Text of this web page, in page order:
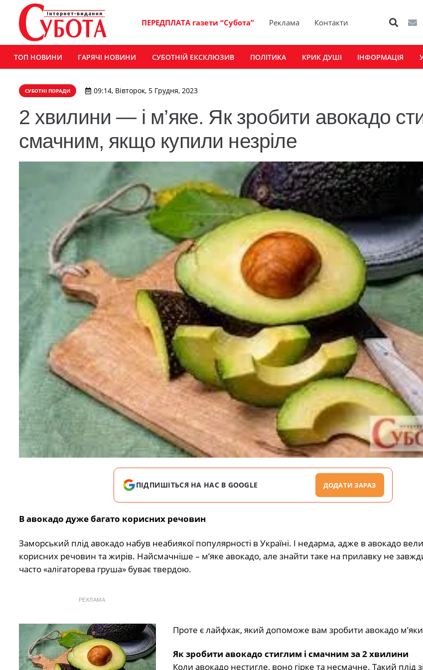
ПЕРЕДПЛАТА газети “Субота” Реклама Контакти
ТОП НОВИНИ ГАРЯЧІ НОВИНИ СУБОТНІЙ ЕКСКЛЮЗИВ ПОЛІТИКА КРИК ДУШІ ІНФОРМАЦІЯ
СУБОТНІ ПОРАДИ 09:14, Вівторок, 5 Грудня, 2023
2 хвилини — і м’яке. Як зробити авокадо
смачним, якщо купили незріле
ПІДПИШІТЬСЯ НА НАС В GOOGLE ДОДАТИ ЗАРАЗ
В авокадо дуже багато корисних речовин
Заморський плід авокадо набув неабиякої популярності в Україні. І недарма, адже в авокадо
корисних речовин та жирів. Найсмачніше – м’яке авокадо, але знайти таке на прилавку не
часто «алігаторева груша» буває твердою.
РЕКЛАМА
Проте є лайфхак, який допоможе вам зробити авокадо
Як зробити авокадо стиглим і смачним за 2 хвилини
Коли авокадо нестигле, воно гірке та несмачне. Такий плід